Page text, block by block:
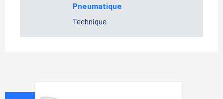
Pneumatique
Technique